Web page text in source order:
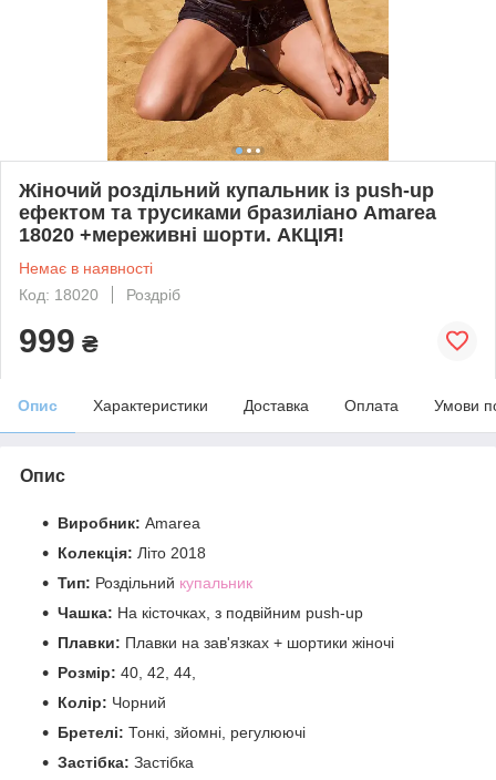
Жіночий роздільний купальник із push-up
ефектом та трусиками бразиліано Amarea
18020 +мереживні шорти. АКЦІЯ!
Немає в наявності
Код: 18020
Роздріб
999 ₴
Опис Характеристики Доставка Оплата Умови
Опис
Виробник: Amarea
Колекція: Літо 2018
Тип: Роздільний купальник
Чашка: На кісточках, з подвійним push-up
Плавки: Плавки на зав'язках + шортики жіночі
Розмір: 40, 42, 44,
Колір: Чорний
Бретелі: Тонкі, зйомні, регулюючі
Застібка: Застібка